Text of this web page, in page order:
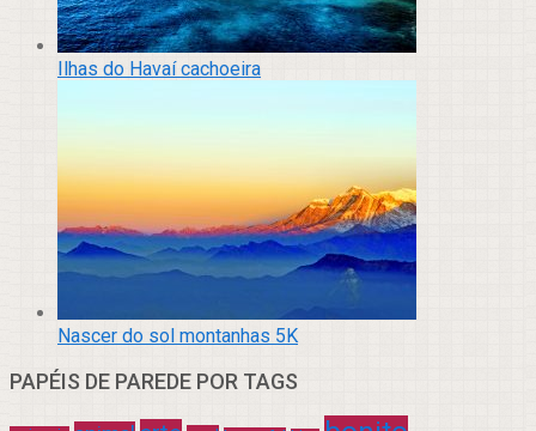
Ilhas do Havaí cachoeira
Nascer do sol montanhas 5K
PAPÉIS DE PAREDE POR TAGS